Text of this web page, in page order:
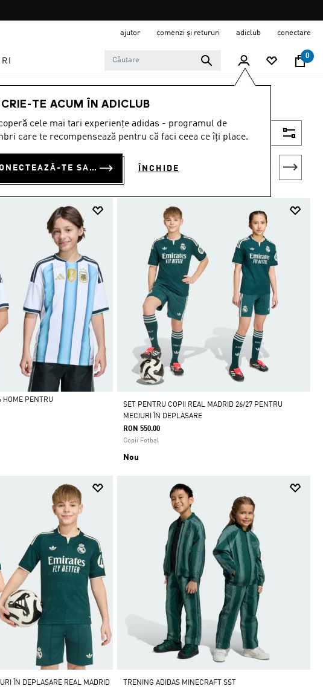
ajutor comenzi și retururi adiclub conectare
0
TE ACUM ÎN ADICLUB
cele mai tari experiențe adidas - programul de
care te recompensează pentru că faci ceea ce îți place.
CONECTEAZĂ-TE SAU ÎNSCRIE-TE ACUM ÎNCHIDE
Filtrează
Pantaloni de trening Treninguri Pantaloni Toată îmbrăcămintea
HOME PENTRU
SET PENTRU COPII REAL MADRID 26/27 PENTRU
MECIURI ÎN DEPLASARE
RON 550.00
Copii Fotbal
Nou
ÎN DEPLASARE REAL MADRID
TRENING ADIDAS MINECRAFT SST